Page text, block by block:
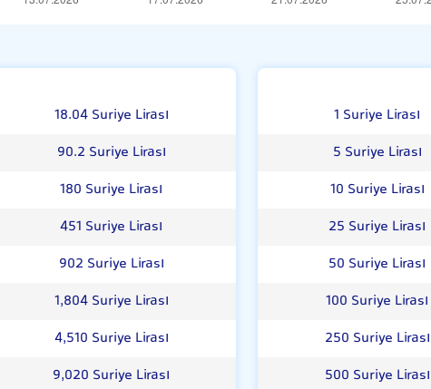
18.04 Suriye Lirası
90.2 Suriye Lirası
180 Suriye Lirası
451 Suriye Lirası
902 Suriye Lirası
1,804 Suriye Lirası
4,510 Suriye Lirası
9,020 Suriye Lirası
1 Suriye Lirası
5 Suriye Lirası
10 Suriye Lirası
25 Suriye Lirası
50 Suriye Lirası
100 Suriye Lirası
250 Suriye Lirası
500 Suriye Lirası